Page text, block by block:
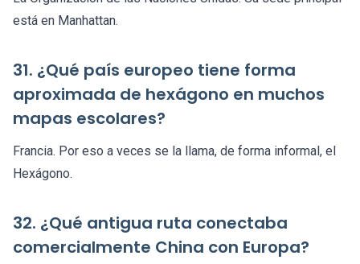
está en Manhattan.
31. ¿Qué país europeo tiene forma
aproximada de hexágono en muchos
mapas escolares?
Francia. Por eso a veces se la llama, de forma informal, el
Hexágono.
32. ¿Qué antigua ruta conectaba
comercialmente China con Europa?